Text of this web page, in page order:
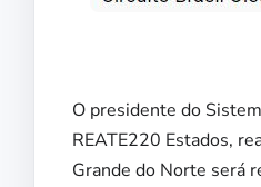
O presidente do
REATE220 Estados,
Grande do Norte será